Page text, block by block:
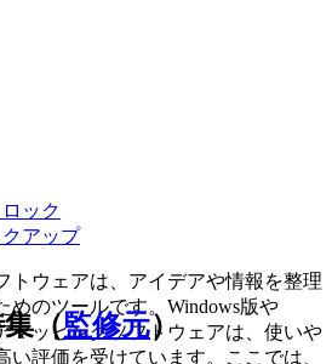
ック
アップ
トウェアは、アイデアや情報を整理
めのツールです。Windows版や
マッピングソフトウェアは、使いや
評価を受けています。ここでは、
（監修元）